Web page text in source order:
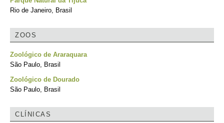
Rio de Janeiro, Brasil
ZOOS
Zoológico de Araraquara
São Paulo, Brasil
Zoológico de Dourado
São Paulo, Brasil
CLÍNICAS